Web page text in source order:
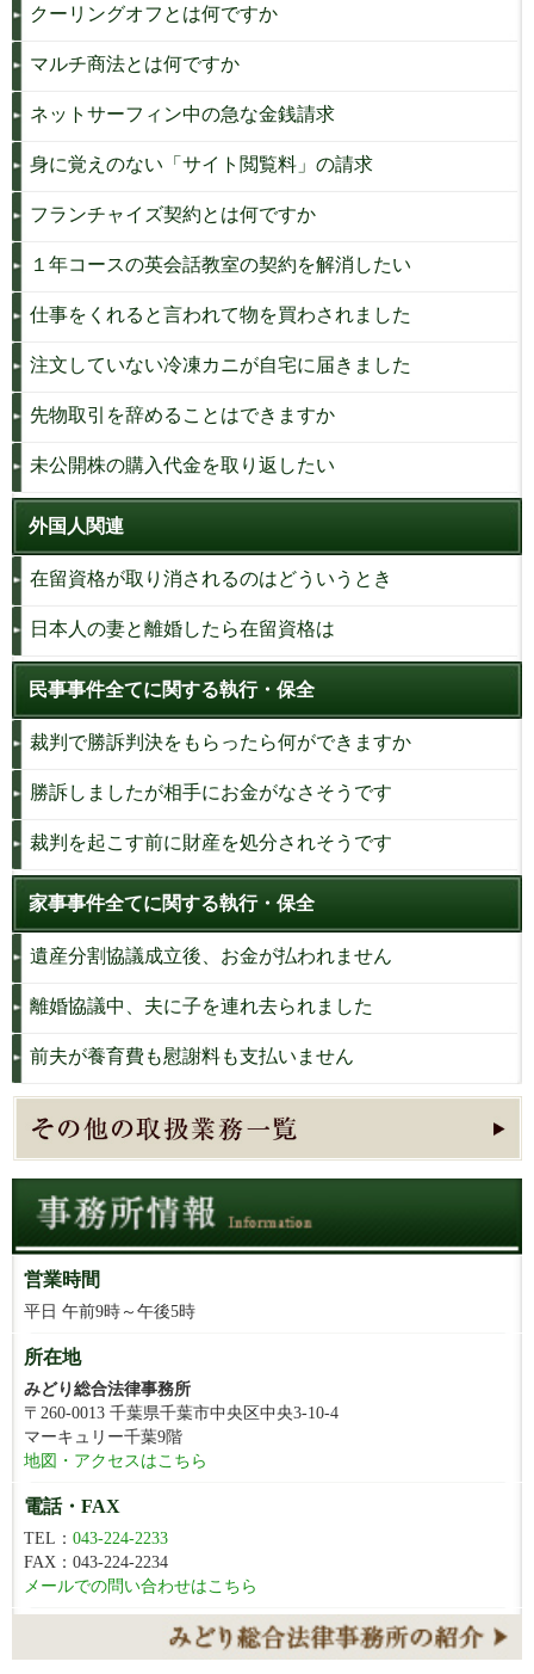
クーリングオフとは何ですか
マルチ商法とは何ですか
ネットサーフィン中の急な金銭請求
身に覚えのない「サイト閲覧料」の請求
フランチャイズ契約とは何ですか
１年コースの英会話教室の契約を解消したい
仕事をくれると言われて物を買わされました
注文していない冷凍カニが自宅に届きました
先物取引を辞めることはできますか
未公開株の購入代金を取り返したい
外国人関連
在留資格が取り消されるのはどういうとき
日本人の妻と離婚したら在留資格は
民事事件全てに関する執行・保全
裁判で勝訴判決をもらったら何ができますか
勝訴しましたが相手にお金がなさそうです
裁判を起こす前に財産を処分されそうです
家事事件全てに関する執行・保全
遺産分割協議成立後、お金が払われません
離婚協議中、夫に子を連れ去られました
前夫が養育費も慰謝料も支払いません
営業時間
平日 午前9時～午後5時
所在地
みどり総合法律事務所
〒260-0013 千葉県千葉市中央区中央3-10-4
マーキュリー千葉9階
地図・アクセスはこちら
電話・FAX
TEL： 043-224-2233
FAX：043-224-2234
メールでの問い合わせはこちら